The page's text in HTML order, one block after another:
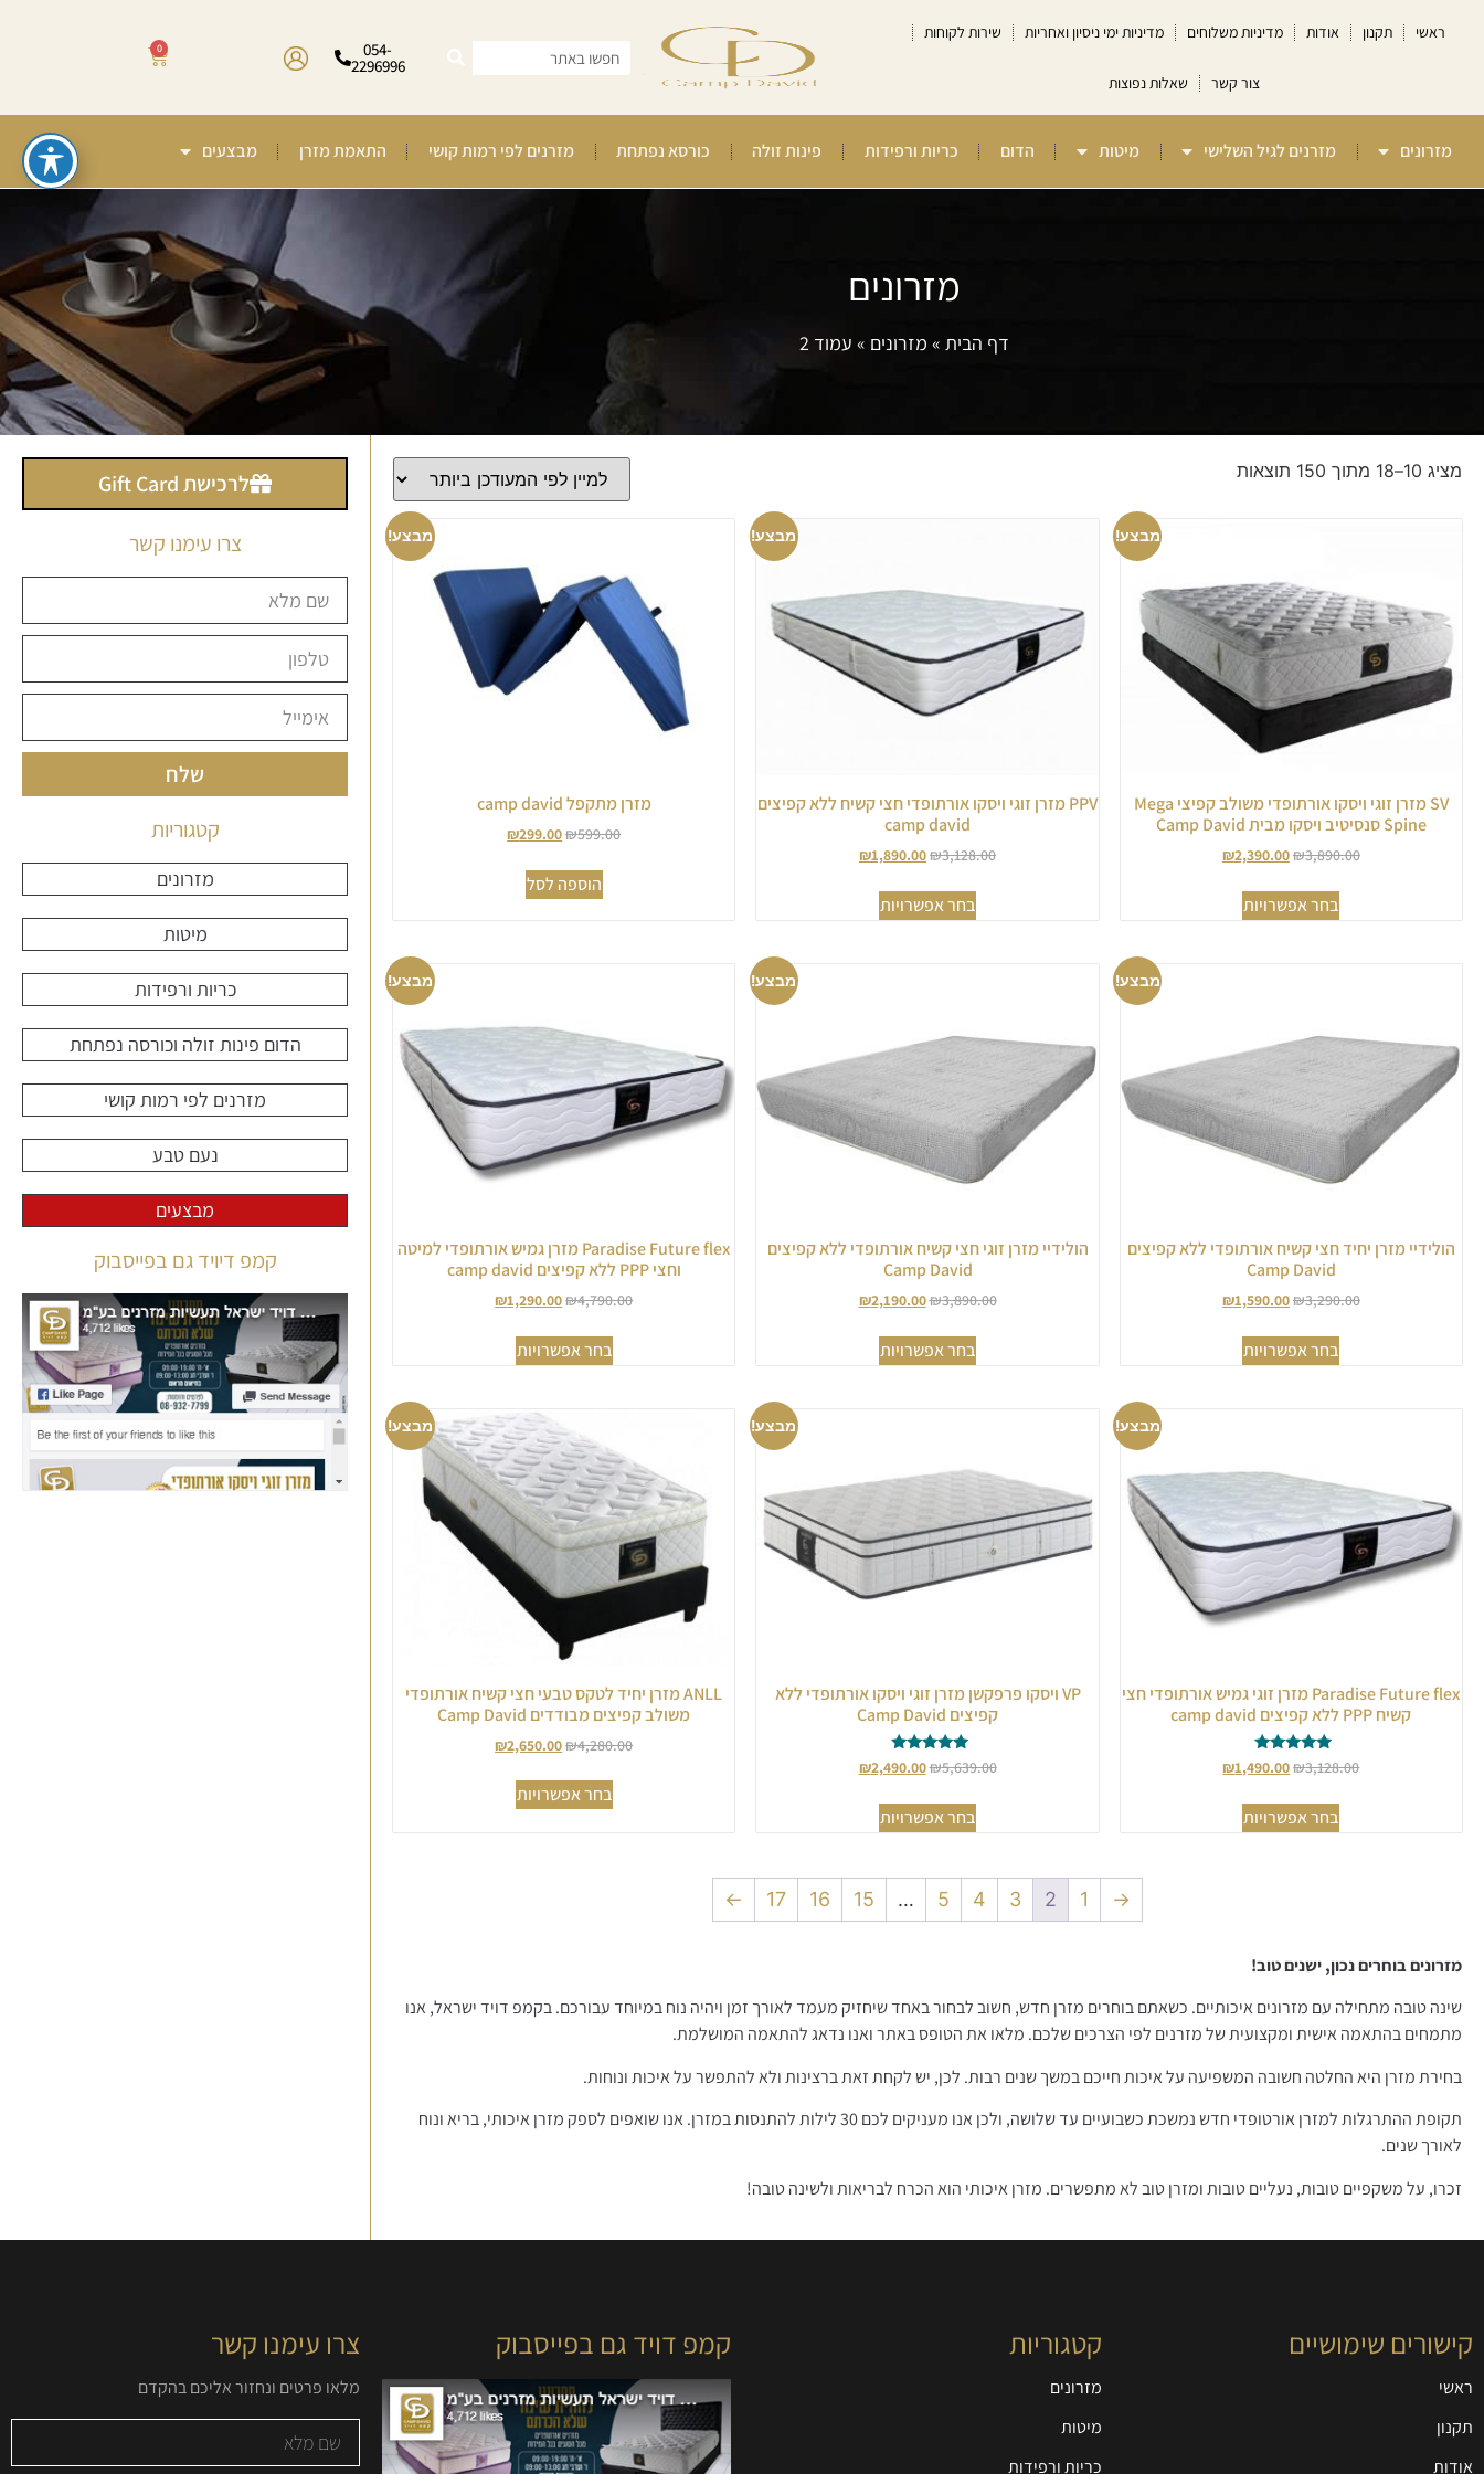
ראשי תקנון אודות מדיניות משלוחים מדיניות ימי ניסיון ואחריות שירות לקוחות
צור קשר שאלות נפוצות
054-
2296996
0
מזרונים מזרנים לגיל השלישי מיטות הדום כריות ורפידות פינות זולה כורסא נפתחת מזרנים לפי רמות קושי התאמת מזרן מבצעים
מזרונים
דף הבית » מזרונים » עמוד 2
מציג 10–18 מתוך 150 תוצאות
מבצע!
SV מזרן זוגי ויסקו אורתופדי משולב קפיצי Mega
Spine סנסיטיב ויסקו מבית Camp David
₪3,890.00
₪2,390.00
בחר אפשרויות
מבצע!
PPV מזרן זוגי ויסקו אורתופדי חצי קשיח ללא קפיצים
camp david
₪3,128.00
₪1,890.00
בחר אפשרויות
מבצע!
מזרן מתקפל camp david
₪599.00
₪299.00
הוספה לסל
מבצע!
הולידיי מזרן יחיד חצי קשיח אורתופדי ללא קפיצים
Camp David
₪3,290.00
₪1,590.00
בחר אפשרויות
מבצע!
הולידיי מזרן זוגי חצי קשיח אורתופדי ללא קפיצים
Camp David
₪3,890.00
₪2,190.00
בחר אפשרויות
מבצע!
Paradise Future flex מזרן גמיש אורתופדי למיטה
וחצי PPP ללא קפיצים camp david
₪4,790.00
₪1,290.00
בחר אפשרויות
מבצע!
Paradise Future flex מזרן זוגי גמיש אורתופדי חצי
קשיח PPP ללא קפיצים camp david
דורג
5.00
₪3,128.00
₪1,490.00
בחר אפשרויות
מבצע!
VP ויסקו פרפקשן מזרן זוגי ויסקו אורתופדי ללא
קפיצים Camp David
דורג
5.00
₪5,639.00
₪2,490.00
בחר אפשרויות
מבצע!
ANLL מזרן יחיד לטקס טבעי חצי קשיח אורתופדי
משולב קפיצים מבודדים Camp David
₪4,280.00
₪2,650.00
בחר אפשרויות
→
1
2
3
4
5
…
15
16
17
←
מזרונים בוחרים נכון, ישנים טוב!
שינה טובה מתחילה עם מזרונים איכותיים. כשאתם בוחרים מזרן חדש, חשוב לבחור באחד שיחזיק מעמד לאורך זמן ויהיה נוח במיוחד עבורכם. בקמפ דויד ישראל, אנו
מתמחים בהתאמה אישית ומקצועית של מזרנים לפי הצרכים שלכם. מלאו את הטופס באתר ואנו נדאג להתאמה המושלמת.
בחירת מזרן היא החלטה חשובה המשפיעה על איכות חייכם במשך שנים רבות. לכן, יש לקחת זאת ברצינות ולא להתפשר על איכות ונוחות.
תקופת ההתרגלות למזרן אורטופדי חדש נמשכת כשבועיים עד שלושה, ולכן אנו מעניקים לכם 30 לילות להתנסות במזרן. אנו שואפים לספק מזרן איכותי, בריא ונוח
לאורך שנים.
זכרו, על משקפיים טובות, נעליים טובות ומזרן טוב לא מתפשרים. מזרן איכותי הוא הכרח לבריאות ולשינה טובה!
לרכישת Gift Card
צרו עימנו קשר
שלח
קטגוריות
מזרונים
מיטות
כריות ורפידות
הדום פינות זולה וכורסה נפתחת
מזרנים לפי רמות קושי
נעם טבע
מבצעים
קמפ דיויד גם בפייסבוק
קישורים שימושיים
ראשי
תקנון
אודות
קטגוריות
מזרונים
מיטות
כריות ורפידות
קמפ דויד גם בפייסבוק צרו עימנו קשר
מלאו פרטים ונחזור אליכם בהקדם